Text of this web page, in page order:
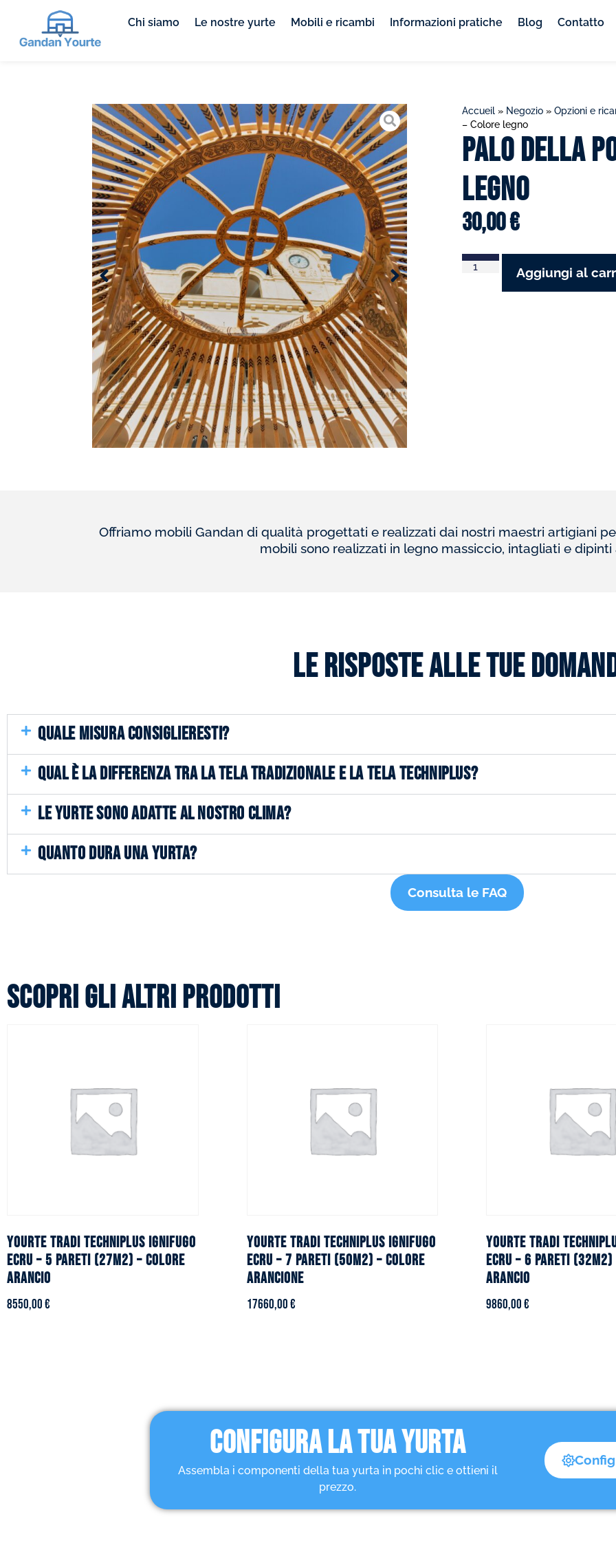
Chi siamo Le nostre yurte Mobili e ricambi Informazioni pratiche Blog Contatto
Accueil » Negozio » Opzioni e
– Colore legno
Palo della
legno
30,00€
Aggiungi al
Offriamo mobili Gandan di qualità progettati e realizzati dai nostri maestri artigiani
mobili sono realizzati in legno massiccio, intagliati e dipinti
Le risposte alle tue
QUALE MISURA CONSIGLIERESTI?
QUAL È LA DIFFERENZA TRA LA TELA TRADIZIONALE E LA TELA TECHNIPLUS?
LE YURTE SONO ADATTE AL NOSTRO CLIMA?
QUANTO DURA UNA YURTA?
Consulta le FAQ
Scopri gli altri prodotti
YOURTE TRADI TECHNIPLUS ignifugo
ecru – 5 pareti (27m2) – Colore
arancio
8550,00€
YOURTE TRADI TECHNIPLUS ignifugo
ecru – 7 pareti (50m2) – Colore
arancione
17660,00€
YOURTE TRADI
ecru – 6 pareti
arancio
9860,00€
CONFIGURA LA TUA YURTA
Assembla i componenti della tua yurta in pochi clic e ottieni il
prezzo.